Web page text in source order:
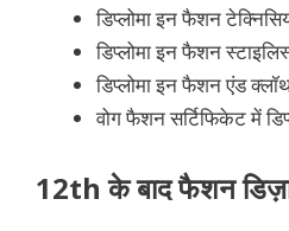
डिप्लोमा इन फैशन
डिप्लोमा इन फैशन
डिप्लोमा इन फैशन एंड
वोग फैशन सर्टिफिकेट में
12th के बाद फैशन